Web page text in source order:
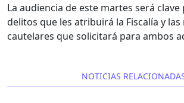
La audiencia de este martes será
delitos que les atribuirá la Fiscalía y las
cautelares que solicitará para ambos
NOTICIAS